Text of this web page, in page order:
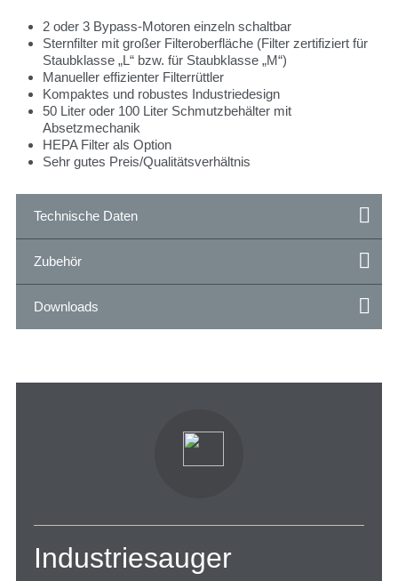
2 oder 3 Bypass-Motoren einzeln schaltbar
Sternfilter mit großer Filteroberfläche (Filter zertifiziert für
Staubklasse „L“ bzw. für Staubklasse „M“)
Manueller effizienter Filterrüttler
Kompaktes und robustes Industriedesign
50 Liter oder 100 Liter Schmutzbehälter mit
Absetzmechanik
HEPA Filter als Option
Sehr gutes Preis/Qualitätsverhältnis
Technische Daten
Zubehör
Downloads
Industriesauger